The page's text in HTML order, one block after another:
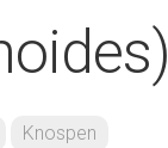
17AF
17AH
Knospen